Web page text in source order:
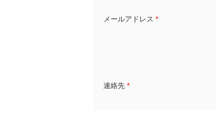
メールアドレス *
連絡先 *